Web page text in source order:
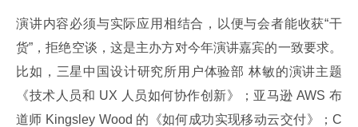
演讲内容必须与实际应用相结合，以便与会者能收获“干
货”，拒绝空谈，这是主办方对今年演讲嘉宾的一致要求。
比如，三星中国设计研究所用户体验部 林敏的演讲主题
《技术人员和 UX 人员如何协作创新》；亚马逊 AWS 布
道师 Kingsley Wood 的《如何成功实现移动云交付》；C